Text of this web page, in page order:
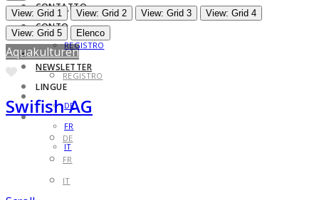
CONTATTO
CONTO
REGISTRO
NEWSLETTER
LINGUE
DE
FR
IT
SU DI NOI
CONTATTO
CONTO
REGISTRO
NEWSLETTER
LINGUE
DE
FR
IT
View: Grid 1 View: Grid 2 View: Grid 3
View: Grid 4
View: Grid 5
Elenco
Aquakulturen
Preferito
Swifish AG